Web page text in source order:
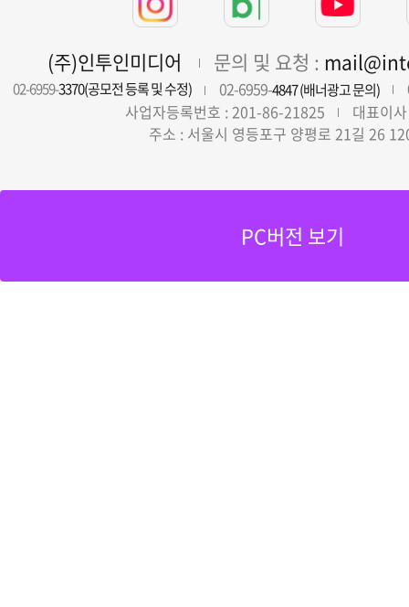
(주)인투인미디어 문의 및 요청 :
02-6959-3370(공모전 등록 및 수정) 02-6959-4847 (배너광고 문의)
사업자등록번호 : 201-86-21825
대표이
주소 : 서울시 영등포구 양평로 21길 26
PC버전 보기